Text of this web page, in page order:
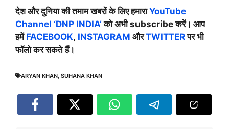
देश और दुनिया की तमाम खबरों के लिए हमाराYouTube
Channel ‘DNP INDIA’को अभी subscribe करें। आप
हमें FACEBOOK, INSTAGRAM औरTWITTERपर भी
फॉलो कर सकते हैं।
ARYAN KHAN SUHANA KHAN